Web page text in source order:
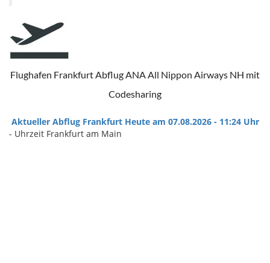
Flughafen Frankfurt Abflug ANA All Nippon Airways NH mit
Codesharing
Aktueller Abflug Frankfurt Heute am 07.08.2026 - 11:24 Uhr
- Uhrzeit Frankfurt am Main